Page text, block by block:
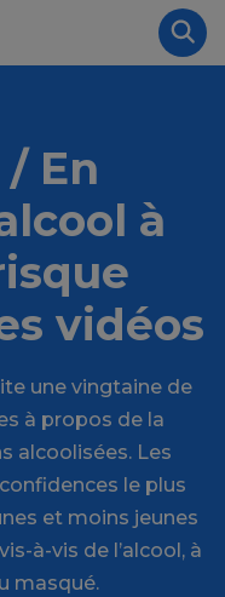
/ En
à
vidéos
une vingtaine de
à propos de la
alcoolisées. Les
le plus
et moins jeunes
à-vis de l’alcool, à
masqué.